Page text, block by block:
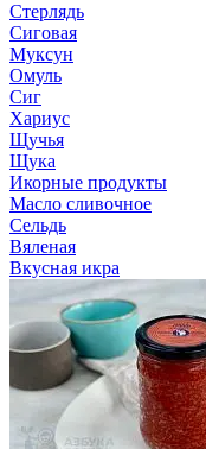
Стерлядь
Сиговая
Муксун
Омуль
Сиг
Хариус
Щучья
Щука
Икорные продукты
Масло сливочное
Сельдь
Вяленая
Вкусная икра